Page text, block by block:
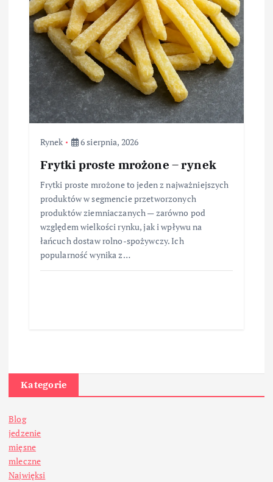
Rynek 6 sierpnia, 2026
Frytki proste mrożone – rynek
Frytki proste mrożone to jeden z najważniejszych
produktów w segmencie przetworzonych
produktów ziemniaczanych — zarówno pod
względem wielkości rynku, jak i wpływu na
łańcuch dostaw rolno-spożywczy. Ich
popularność wynika z…
Kategorie
Blog
jedzenie
mięsne
mleczne
Najwięksi